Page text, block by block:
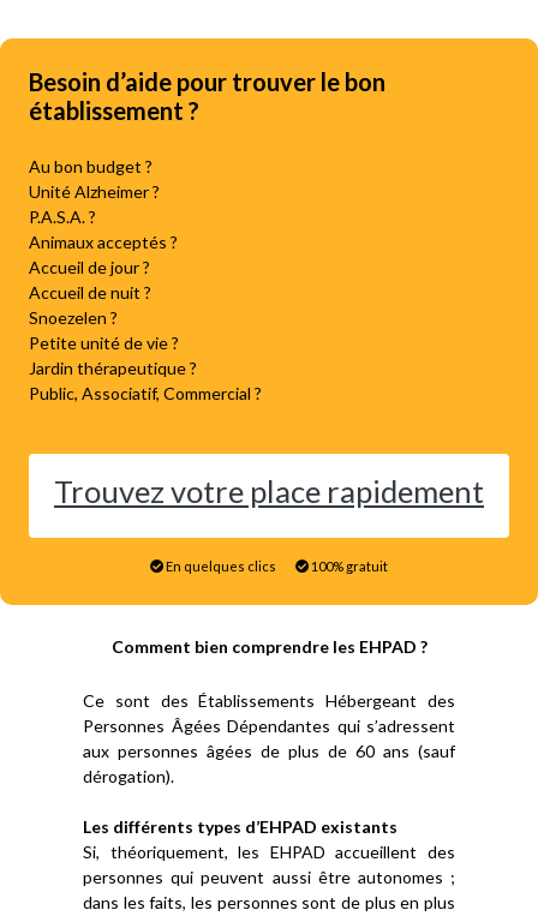
Besoin d’aide pour trouver le bon
établissement ?
Au bon budget ?
Unité Alzheimer ?
P.A.S.A. ?
Animaux acceptés ?
Accueil de jour ?
Accueil de nuit ?
Snoezelen ?
Petite unité de vie ?
Jardin thérapeutique ?
Public, Associatif, Commercial ?
Trouvez votre place rapidement
En quelques clics 100% gratuit
Comment bien comprendre les EHPAD ?
Ce sont des Établissements Hébergeant des
Personnes Âgées Dépendantes qui s’adressent
aux personnes âgées de plus de 60 ans (sauf
dérogation).
Les différents types d’EHPAD existants
Si, théoriquement, les EHPAD accueillent des
personnes qui peuvent aussi être autonomes ;
dans les faits, les personnes sont de plus en plus